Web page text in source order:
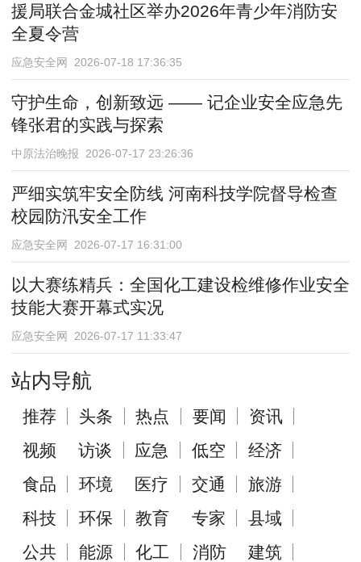
援局联合金城社区举办2026年青少年消防安
全夏令营
应急安全网 2026-07-18 17:36:35
守护生命，创新致远 —— 记企业安全应急先
锋张君的实践与探索
中原法治晚报 2026-07-17 23:26:36
严细实筑牢安全防线 河南科技学院督导检查
校园防汛安全工作
应急安全网 2026-07-17 16:31:00
以大赛练精兵：全国化工建设检维修作业安全
技能大赛开幕式实况
应急安全网 2026-07-17 11:33:47
站内导航
推荐 头条 热点 要闻
资讯
视频
访谈 应急 低空
经济
食品
环境 医疗 交通
旅游
科技
环保 教育 专家
县域
公共
能源 化工 消防 建筑